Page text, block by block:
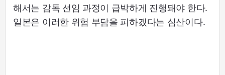
해서는 감독 선임 과정이 급박하게 진행돼야 한다.
일본은 이러한 위험 부담을 피하겠다는 심산이다.